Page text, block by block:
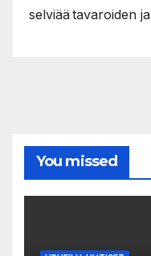
selviää tavaroiden ja
You missed